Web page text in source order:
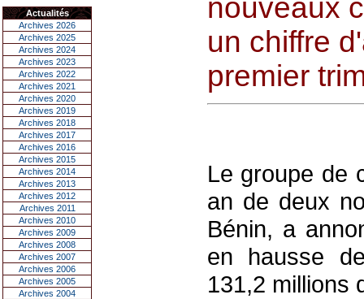
Actualités
Archives 2026
Archives 2025
Archives 2024
Archives 2023
Archives 2022
Archives 2021
Archives 2020
Archives 2019
Archives 2018
Archives 2017
Archives 2016
Archives 2015
Archives 2014
Archives 2013
Archives 2012
Archives 2011
Archives 2010
Archives 2009
Archives 2008
Archives 2007
Archives 2006
Archives 2005
Archives 2004
nouveaux
un chiffre
premier
Le groupe de
an de deux
Bénin, a
en hausse
131,2 millions